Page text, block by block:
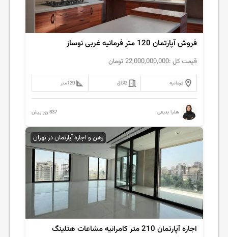
فروش آپارتمان 120 متر فرمانیه غربی نوساز
قیمت کل :22,000,000,000 تومان
فرمانیه 2اتاق 120متر
هلیا بدیعی 837 روز پیش
رهن و اجاره آپارتمان در تهران
اجاره آپارتمان 210 متر کامرانیه مشاعات هتلینگ